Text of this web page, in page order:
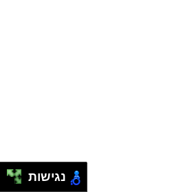
נגישות